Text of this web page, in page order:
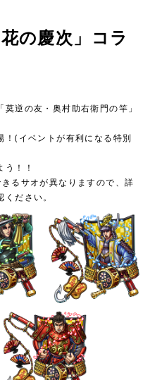
の慶次」コラ
逆の友・奥村助右衛門の竿」
！(イベントが有利になる特別
！！
るサオが異なりますので、詳
ださい。